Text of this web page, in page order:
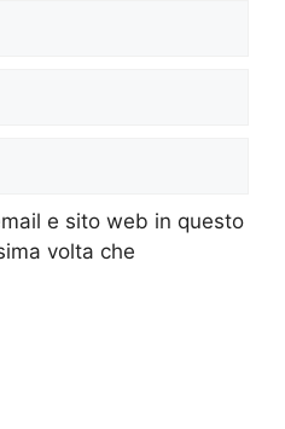
e sito web in questo
volta che